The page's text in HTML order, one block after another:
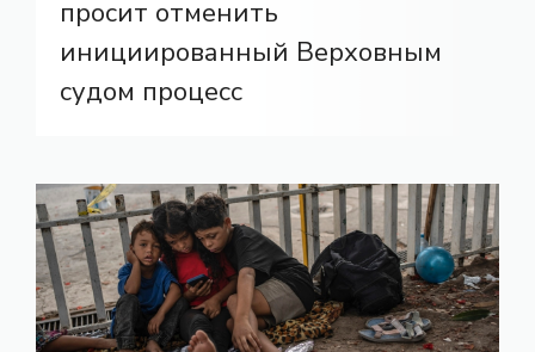
просит отменить
инициированный Верховным
судом процесс